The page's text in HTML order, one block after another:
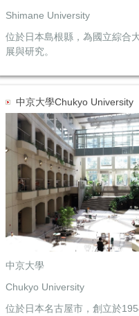
Shimane University
位於日本島根縣，為國立綜合
展與研究。
中京大學Chukyo University
中京大學
Chukyo University
位於日本名古屋市，創立於